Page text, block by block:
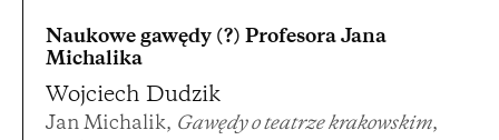
Naukowe gawędy (?) Profesora Jana
Michalika
Wojciech Dudzik
Jan Michalik, Gawędy o teatrze krakowskim,